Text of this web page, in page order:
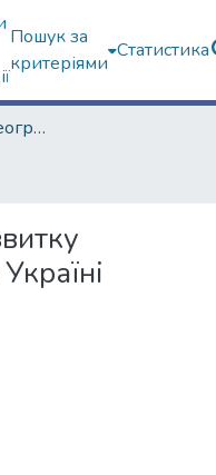
Пошук за
критеріями
Статистика
Факультет геології, географіії, рекреації і туризму